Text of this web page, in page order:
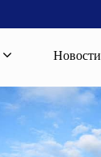
Новости